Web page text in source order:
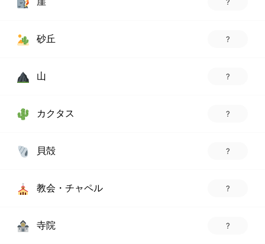
砂丘 ?
山 ?
カクタス ?
貝殻 ?
教会・チャペル ?
寺院 ?